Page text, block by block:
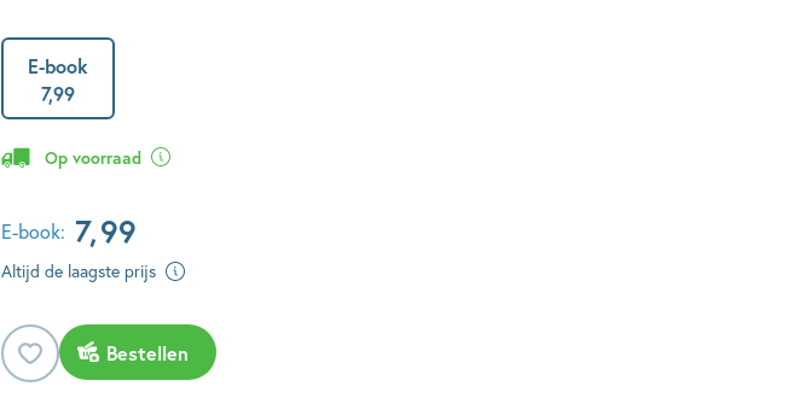
E-book
7,99
Op voorraad
E-book: 7,99
Altijd de laagste prijs
Bestellen